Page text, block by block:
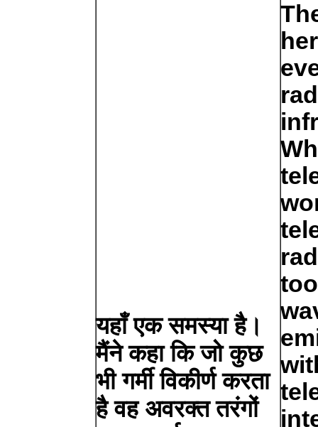
यहाँ एक समस्या है।
मैंने कहा कि जो कुछ
भी गर्मी विकीर्ण करता
है वह अवरक्त तरंगों